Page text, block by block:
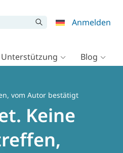
Anmelden
Unterstützung Blog
vom Autor bestätigt
Keine